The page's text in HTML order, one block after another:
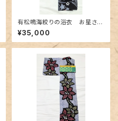
有松鳴海絞りの浴衣 お星さま
のような桔梗柄
¥35,000